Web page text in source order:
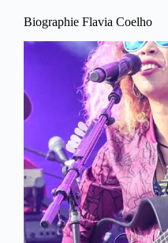
Biographie Flavia Coelho